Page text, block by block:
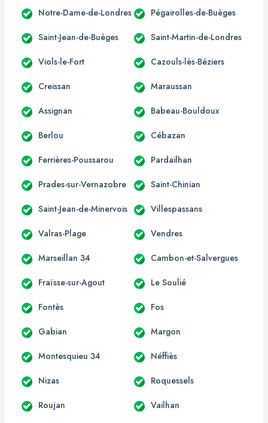
Notre-Dame-de-Londres Pégairolles-de-Buèges
Saint-Jean-de-Buèges Saint-Martin-de-Londres
Viols-le-Fort Cazouls-lès-Béziers
Creissan Maraussan
Assignan Babeau-Bouldoux
Berlou Cébazan
Ferrières-Poussarou Pardailhan
Prades-sur-Vernazobre Saint-Chinian
Saint-Jean-de-Minervois Villespassans
Valras-Plage Vendres
Marseillan 34 Cambon-et-Salvergues
Fraïsse-sur-Agout Le Soulié
Fontès Fos
Gabian Margon
Montesquieu 34 Néffiès
Nizas Roquessels
Roujan Vailhan